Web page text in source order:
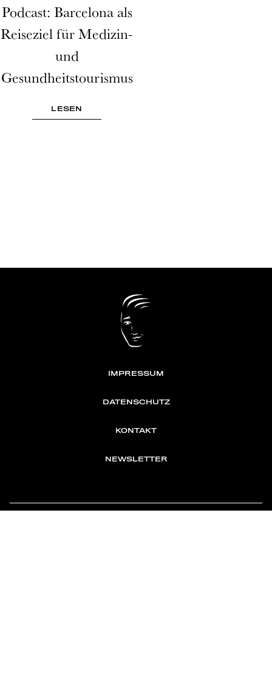
Podcast: Barcelona als
Reiseziel für Medizin-
und
Gesundheitstourismus
LESEN
IMPRESSUM
DATENSCHUTZ
KONTAKT
NEWSLETTER